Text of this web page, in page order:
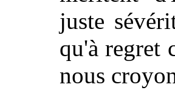
juste
qu'à regret
nous